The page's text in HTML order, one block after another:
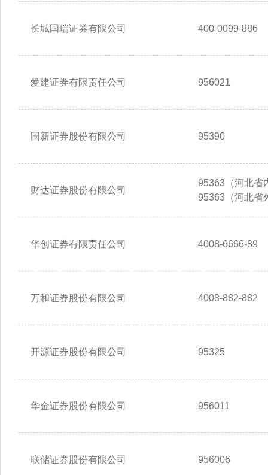
长城国瑞证券有限公司 400-0099-886
爱建证券有限责任公司 956021
国新证券股份有限公司 95390
财达证券股份有限公司
95363（河北省
95363（河北省
华创证券有限责任公司 4008-6666-89
万和证券股份有限公司 4008-882-882
开源证券股份有限公司 95325
华金证券股份有限公司 956011
联储证券股份有限公司 956006